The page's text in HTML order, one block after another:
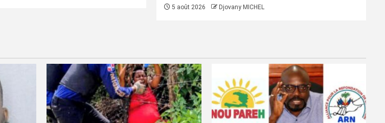
5 août 2026 Djovany MICHEL